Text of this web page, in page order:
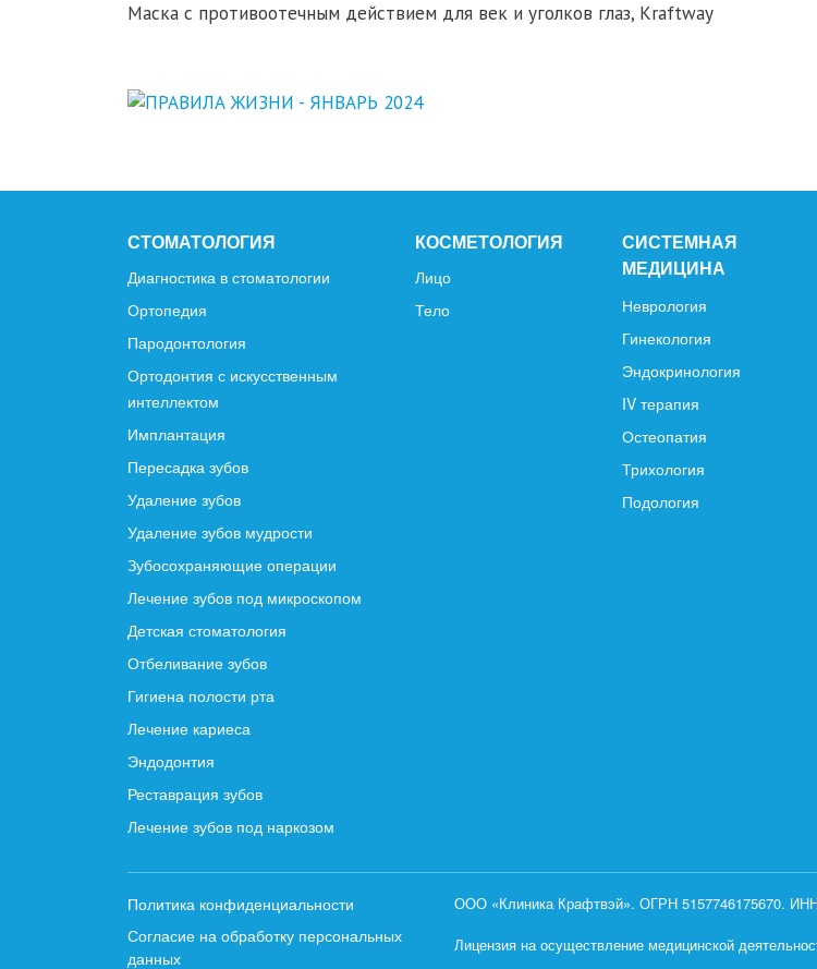
Маска с противоотечным действием для век и уголков глаз, Kraftway
СТОМАТОЛОГИЯ
Диагностика в стоматологии
Ортопедия
Пародонтология
Ортодонтия с искусственным
интеллектом
Имплантация
Пересадка зубов
Удаление зубов
Удаление зубов мудрости
Зубосохраняющие операции
Лечение зубов под микроскопом
Детская стоматология
Отбеливание зубов
Гигиена полости рта
Лечение кариеса
Эндодонтия
Реставрация зубов
Лечение зубов под наркозом
КОСМЕТОЛОГИЯ
Лицо
Тело
СИСТЕМНАЯ
МЕДИЦИНА
Неврология
Гинекология
Эндокринология
IV терапия
Остеопатия
Трихология
Подология
Политика конфиденциальности
Согласие на обработку персональных
данных
ООО «Клиника Крафтвэй». ОГРН 5157746175670.
Лицензия на осуществление медицинской